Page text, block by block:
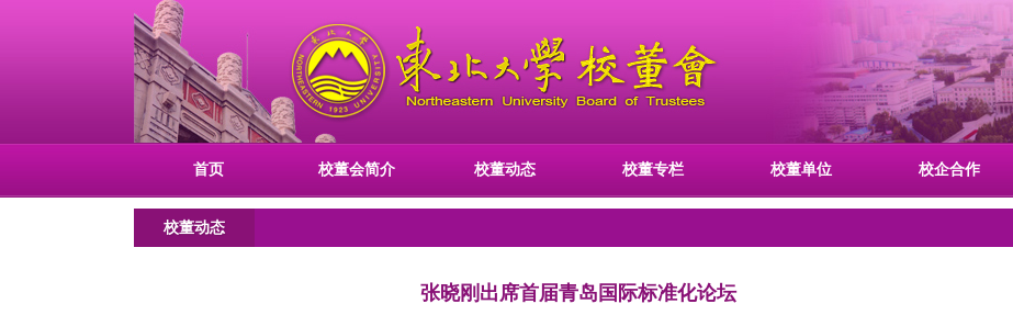
首页 校董会简介 校董动态 校董专栏 校董单位 校企合作
校董动态
张晓刚出席首届青岛国际标准化论坛